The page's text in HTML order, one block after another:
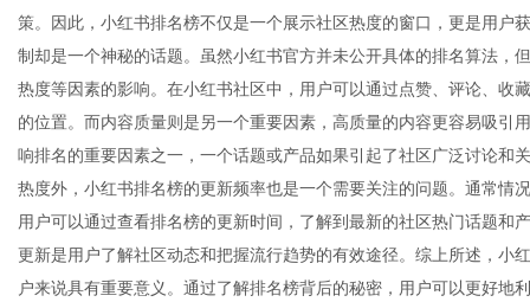
策。因此，小红书排名榜不仅是一个展示社区热度的窗口，更是用户
制却是一个神秘的话题。虽然小红书官方并未公开具体的排名算法，
热度等因素的影响。在小红书社区中，用户可以通过点赞、评论、收
的位置。而内容质量则是另一个重要因素，高质量的内容更容易吸引
响排名的重要因素之一，一个话题或产品如果引起了社区广泛讨论和
热度外，小红书排名榜的更新频率也是一个需要关注的问题。通常情
用户可以通过查看排名榜的更新时间，了解到最新的社区热门话题和
更新是用户了解社区动态和把握流行趋势的有效途径。综上所述，小
户来说具有重要意义。通过了解排名榜背后的秘密，用户可以更好